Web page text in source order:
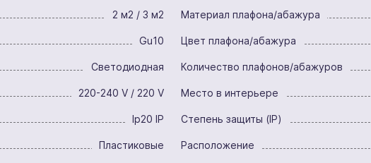
2 м2 / 3 м2
Gu10
Светодиодная
220-240 V / 220 V
Ip20 IP
Пластиковые
Материал плафона/абажура
Цвет плафона/абажура
Количество плафонов/абажуров
Место в интерьере
Степень защиты (IP)
Расположение